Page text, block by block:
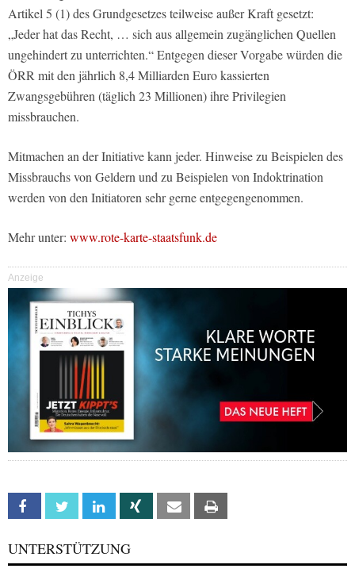
Artikel 5 (1) des Grundgesetzes teilweise außer Kraft gesetzt:
„Jeder hat das Recht, … sich aus allgemein zugänglichen Quellen
ungehindert zu unterrichten.“ Entgegen dieser Vorgabe würden die
ÖRR mit den jährlich 8,4 Milliarden Euro kassierten
Zwangsgebühren (täglich 23 Millionen) ihre Privilegien
missbrauchen.
Mitmachen an der Initiative kann jeder. Hinweise zu Beispielen des
Missbrauchs von Geldern und zu Beispielen von Indoktrination
werden von den Initiatoren sehr gerne entgegengenommen.
Mehr unter: www.rote-karte-staatsfunk.de
Anzeige
Facebook Twitter Linkedin Xing Email
UNTERSTÜTZUNG